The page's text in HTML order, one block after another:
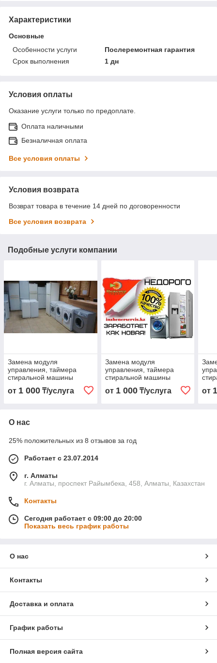
Характеристики
Основные
Особенности услуги
Послеремонтная гарантия
Срок выполнения
1 дн
Условия оплаты
Оказание услуги только по предоплате.
Оплата наличными
Безналичная оплата
Все условия оплаты
Условия возврата
Возврат товара в течение 14 дней по договоренности
Все условия возврата
Подобные услуги компании
Замена модуля
управления, таймера
стиральной машины
от 1 000 ₸/услуга
Замена модуля
управления, таймера
стиральной машины
ATLANT/АТЛАНТ
от 1 000₸/услуга от
О нас
25% положительных из 8 отзывов за год
Работает с 23.07.2014
г. Алматы
г. Алматы, проспект Райымбека, 458, Алматы, Казахстан
Контакты
Сегодня работает с 09:00 до 20:00
Показать весь график работы
О нас
Контакты
Доставка и оплата
График работы
Полная версия сайта